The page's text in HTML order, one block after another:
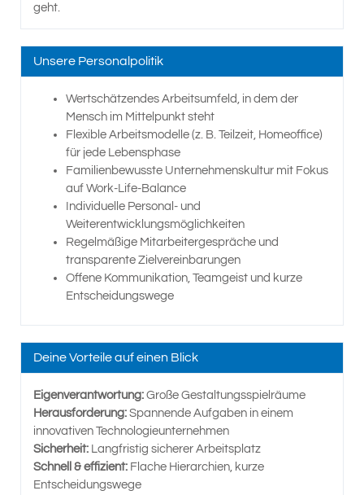
geht.
Unsere Personalpolitik
Wertschätzendes Arbeitsumfeld, in dem der
Mensch im Mittelpunkt steht
Flexible Arbeitsmodelle (z. B. Teilzeit, Homeoffice)
für jede Lebensphase
Familienbewusste Unternehmenskultur mit Fokus
auf Work-Life-Balance
Individuelle Personal- und
Weiterentwicklungsmöglichkeiten
Regelmäßige Mitarbeitergespräche und
transparente Zielvereinbarungen
Offene Kommunikation, Teamgeist und kurze
Entscheidungswege
Deine Vorteile auf einen Blick
Eigenverantwortung:Große Gestaltungsspielräume
Herausforderung:Spannende Aufgaben in einem
innovativen Technologieunternehmen
Sicherheit: Langfristig sicherer Arbeitsplatz
Schnell & effizient: Flache Hierarchien, kurze
Entscheidungswege